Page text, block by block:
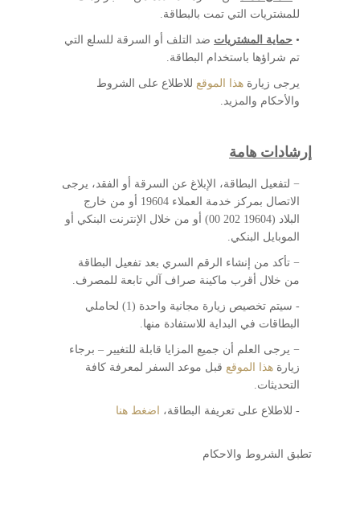
للمشتريات التي تمت بالبطاقة.
• حماية المشتريات ضد التلف أو السرقة للسلع التي
تم شراؤها باستخدام البطاقة.
يرجى زيارة هذا الموقع للاطلاع على الشروط
والأحكام والمزيد.
إرشادات هامة
− لتفعيل البطاقة، الإبلاغ عن السرقة أو الفقد، يرجى
الاتصال بمركز خدمة العملاء 19604 أو من خارج
البلاد (19604 202 00) أو من خلال الإنترنت البنكي أو
الموبايل البنكي.
− تأكد من إنشاء الرقم السري بعد تفعيل البطاقة
من خلال أقرب ماكينة صراف آلي تابعة للمصرف.
- سيتم تخصيص زيارة مجانية واحدة (1) لحاملي
البطاقات في البداية للاستفادة منها.
− يرجى العلم أن جميع المزايا قابلة للتغيير – برجاء
زيارة هذا الموقع قبل موعد السفر لمعرفة كافة
التحديثات.
- للاطلاع على تعريفة البطاقة، اضغط هنا
تطبق الشروط والاحكام